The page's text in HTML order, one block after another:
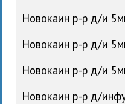
Новокаин р-р д/и
Новокаин р-р д/и
Новокаин р-р д/и
Новокаин р-р д/